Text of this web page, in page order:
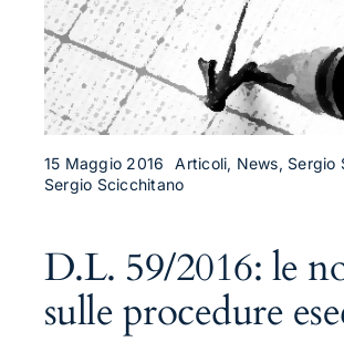
15 Maggio 2016
Articoli, News, Sergio
Sergio Scicchitano
D.L. 59/2016: le
sulle procedure